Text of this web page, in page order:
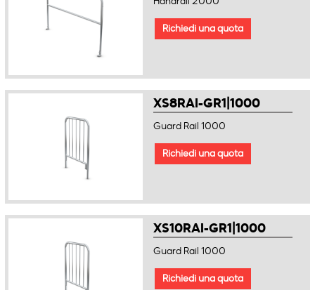
Richiedi una quota
XS8RAI-GR1|1000
Guard Rail 1000
Richiedi una quota
XS10RAI-GR1|1000
Guard Rail 1000
Richiedi una quota